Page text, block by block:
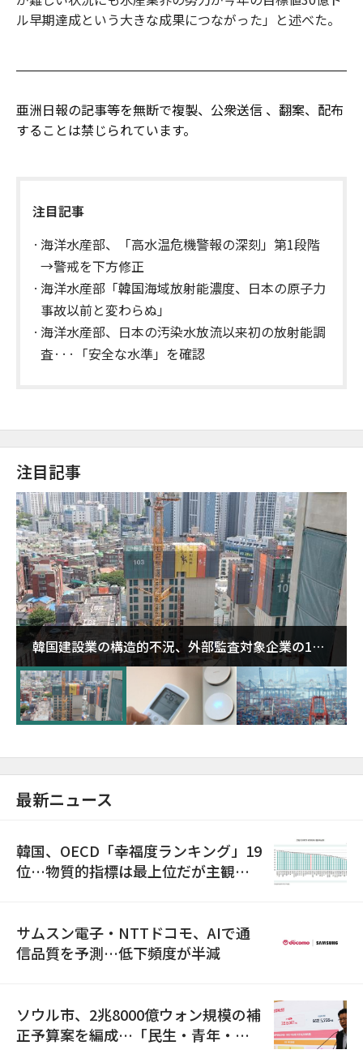
ル早期達成という大きな成果につながった」と述べた。
亜洲日報の記事等を無断で複製、公衆送信 、翻案、配布
することは禁じられています。
注目記事
海洋水産部、「高水温危機警報の深刻」第1段階
→警戒を下方修正
海洋水産部「韓国海域放射能濃度、日本の原子力
事故以前と変わらぬ」
海洋水産部、日本の汚染水放流以来初の放射能調
査···「安全な水準」を確認
注目記事
韓国建設業の構造的不況、外部監査対象企業の1割
超が「ゾンビ企業」に…5年で2.8倍増
最新ニュース
韓国、OECD「幸福度ランキング」19
位…物質的指標は最上位だが主観的
サムスン電子・NTTドコモ、AIで通
信品質を予測…低下頻度が半減
ソウル市、2兆8000億ウォン規模の補
正予算案を編成…「民生・青年・安